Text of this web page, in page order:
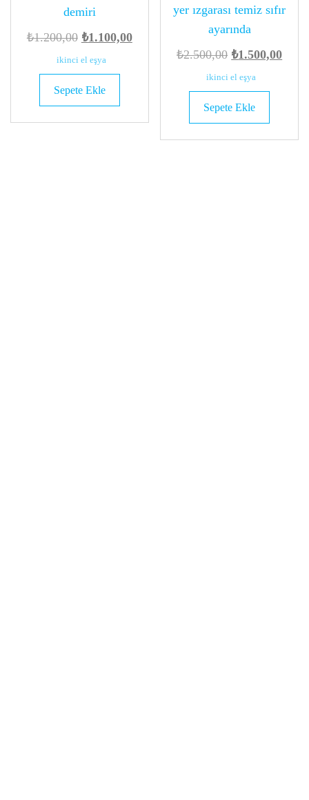
demiri
₺1.200,00 Orijinal
fiyat:
₺1.200,00.
₺1.100,00Şu
ikinci el eşya
Sepete Ekle
yer ızgarası temiz sıfır
ayarında
₺2.500,00 Orijinal
fiyat:
₺2.500,00.
₺1.500,00Şu
ikinci el eşya
Sepete Ekle